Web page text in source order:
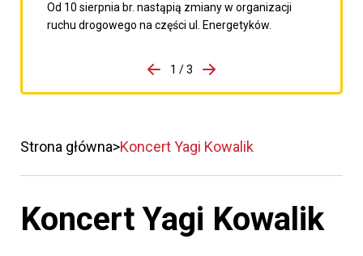
Od 10 sierpnia br. nastąpią zmiany w organizacji
ruchu drogowego na części ul. Energetyków.
porzpedniego komunikatu
1 / 3
Przejdź do następnego
Strona główna Koncert Yagi Kowalik
Koncert Yagi Kowalik